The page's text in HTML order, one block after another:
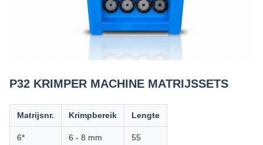
P32 KRIMPER MACHINE MATRIJSSETS
Matrijsnr. Krimpbereik Lengte
6* 6 - 8 mm 55